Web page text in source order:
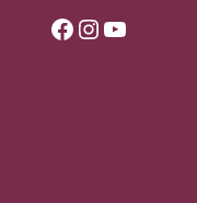
Facebook Instagram YouTube